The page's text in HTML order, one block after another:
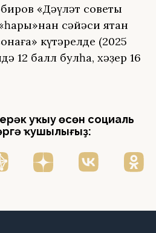
«Дәүләт советы
сәйәси яҡтан
күтәрелде (2025
12 балл булһа, хәҙер 16
уҡыу өсөн социаль
ҡушылығыҙ: